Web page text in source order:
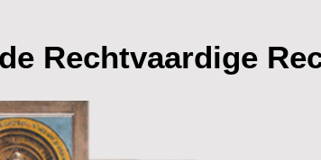
Rechtvaardige